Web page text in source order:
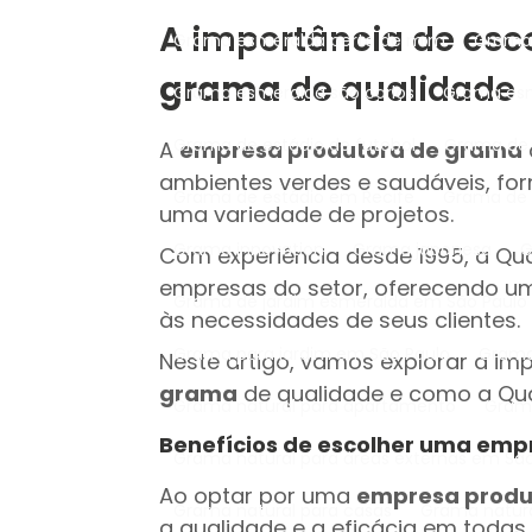
Grama esmeralda perto de mim
Grama esmeralda são carlos Grama
Grama de estádio de futebol Grama
Grama de estádio em Recife Grama
Grama innovation Grama japonesa
Grama de jardim esmeralda em São Paulo
Grama para jardim em São Paulo
Grama natural para apartamento
Grama natural para áreas externas em
Grama natural para casas Grama
A importância de
grama de qualidade
A empresa produtora de grama
ambientes verdes e saudáveis,
uma variedade de projetos.
Com experiência desde 1995, a
empresas do setor, oferecendo
às necessidades de seus clientes.
Neste artigo, vamos explorar a
grama de qualidade e como a
Benefícios de escolher uma
Ao optar por uma empresa